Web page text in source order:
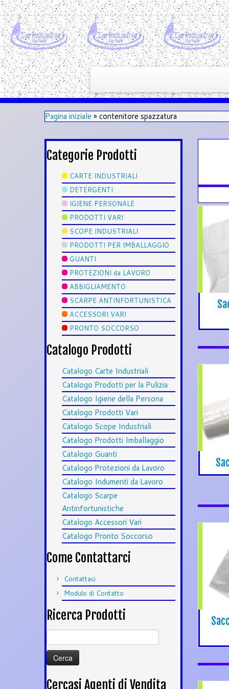
Pagina iniziale » contenitore spazzatura
Categorie Prodotti
CARTE INDUSTRIALI
DETERGENTI
IGIENE PERSONALE
PRODOTTI VARI
SCOPE INDUSTRIALI
PRODOTTI PER IMBALLAGGIO
GUANTI
PROTEZIONI da LAVORO
ABBIGLIAMENTO
SCARPE ANTINFORTUNISTICA
ACCESSORI VARI
PRONTO SOCCORSO
Catalogo Prodotti
Catalogo Carte Industriali
Catalogo Prodotti per la Pulizia
Catalogo Igiene della Persona
Catalogo Prodotti Vari
Catalogo Scope Industriali
Catalogo Prodotti Imballaggio
Catalogo Guanti
Catalogo Protezioni da Lavoro
Catalogo Indumenti da Lavoro
Catalogo Scarpe
Antinfortunistiche
Catalogo Accessori Vari
Catalogo Pronto Soccorso
Come Contattarci
Contattaci
Modulo di Contatto
Ricerca Prodotti
per:
Cercasi Agenti di Vendita